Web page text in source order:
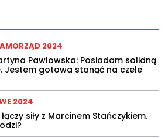
2024
Pawłowska: Posiadam solidną
Jestem gotowa stanąć na czele
2024
siły z Marcinem Stańczykiem.